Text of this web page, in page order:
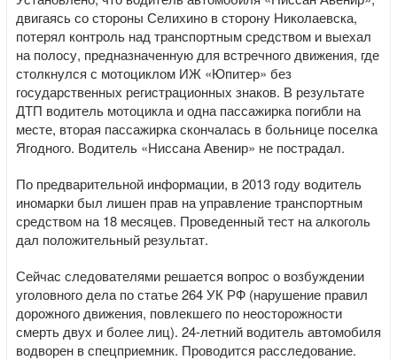
двигаясь со стороны Селихино в сторону Николаевска,
потерял контроль над транспортным средством и выехал
на полосу, предназначенную для встречного движения, где
столкнулся с мотоциклом ИЖ «Юпитер» без
государственных регистрационных знаков. В результате
ДТП водитель мотоцикла и одна пассажирка погибли на
месте, вторая пассажирка скончалась в больнице поселка
Ягодного. Водитель «Ниссана Авенир» не пострадал.
По предварительной информации, в 2013 году водитель
иномарки был лишен прав на управление транспортным
средством на 18 месяцев. Проведенный тест на алкоголь
дал положительный результат.
Сейчас следователями решается вопрос о возбуждении
уголовного дела по статье 264 УК РФ (нарушение правил
дорожного движения, повлекшего по неосторожности
смерть двух и более лиц). 24-летний водитель автомобиля
водворен в спецприемник. Проводится расследование.